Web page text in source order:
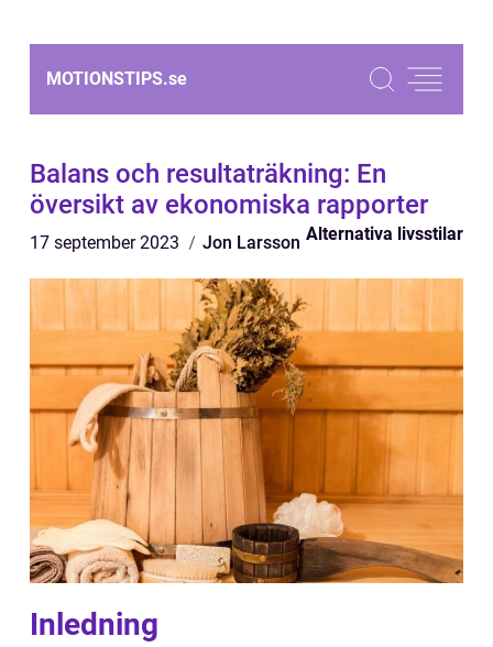
MOTIONSTIPS.se
Balans och resultaträkning: En
översikt av ekonomiska rapporter
17 september 2023 Jon Larsson Alternativa livsstilar
Inledning